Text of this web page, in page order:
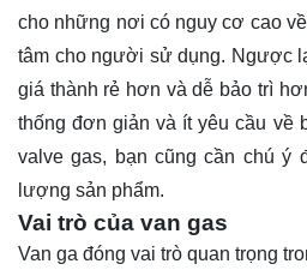
cho những nơi có nguy cơ cao
tâm cho người sử dụng. Ngược
giá thành rẻ hơn và dễ bảo trì
thống đơn giản và ít yêu cầu về
valve gas, bạn cũng cần chú ý
lượng sản phẩm.
Vai trò của van gas
Van ga đóng vai trò quan trọng